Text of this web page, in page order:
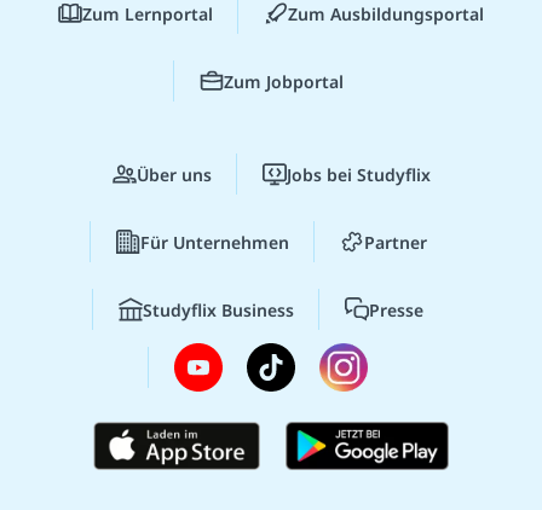
Zum Lernportal Zum Ausbildungsportal
Zum Jobportal
Über uns Jobs bei Studyflix
Für Unternehmen Partner
Studyflix Business Presse